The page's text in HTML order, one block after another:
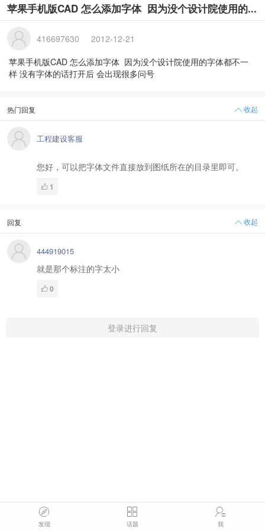
苹果手机版CAD 怎么添加字体 因为没个设计院使用的...
416697630
2012-12-21
苹果手机版CAD 怎么添加字体 因为没个设计院使用的字体都不一
样 没有字体的话打开后 会出现很多问号
热门回复 收起
工程建设客服
您好，可以把字体文件直接放到图纸所在的目录里即可。
1
回复 收起
444919015
就是那个标注的字太小
0
登录进行回复
发现 话题 我